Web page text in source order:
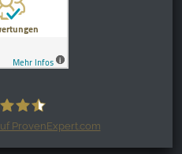
ProvenExpert.com